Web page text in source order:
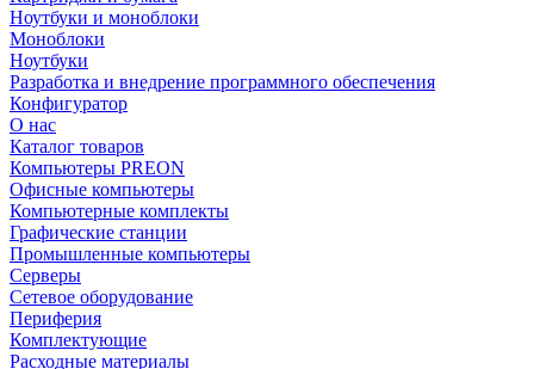
Ноутбуки и моноблоки
Моноблоки
Ноутбуки
Разработка и внедрение программного обеспечения
Конфигуратор
О нас
Каталог товаров
Компьютеры PREON
Офисные компьютеры
Компьютерные комплекты
Графические станции
Промышленные компьютеры
Серверы
Сетевое оборудование
Периферия
Комплектующие
Расходные материалы